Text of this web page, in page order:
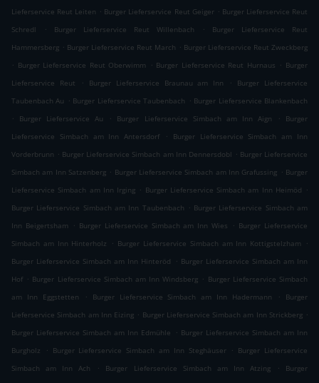
Lieferservice Reut Leiten . Burger Lieferservice Reut Geiger . Burger Lieferservice Reut
Schredl
. Burger Lieferservice Reut Willenbach .
Burger Lieferservice Reut
Hammersberg . Burger Lieferservice Reut March . Burger Lieferservice Reut Zweckberg
. Burger Lieferservice Reut Oberwimm . Burger Lieferservice Reut Hurnaus . Burger
Lieferservice Reut
. Burger Lieferservice Braunau am Inn .
Burger Lieferservice
Taubenbach Au . Burger Lieferservice Taubenbach . Burger Lieferservice Blankenbach
.
Burger Lieferservice Au . Burger Lieferservice Simbach am Inn Aign .
Burger
Lieferservice Simbach am Inn Antersdorf
.
Burger Lieferservice Simbach am Inn
Vorderbrunn . Burger Lieferservice Simbach am Inn Dennersdobl . Burger Lieferservice
Simbach am Inn Satzenberg . Burger Lieferservice Simbach am Inn Grafussing . Burger
Lieferservice Simbach am Inn Irging . Burger Lieferservice Simbach am Inn Heimöd .
Burger Lieferservice Simbach am Inn Taubenbach . Burger Lieferservice Simbach am
Inn Beigertsham
. Burger Lieferservice Simbach am Inn Wies . Burger Lieferservice
Simbach am Inn Hinterholz
. Burger Lieferservice Simbach am Inn Kottigstelzham
.
Burger Lieferservice Simbach am Inn Hinteröd
. Burger Lieferservice Simbach am Inn
Hof . Burger Lieferservice Simbach am Inn Windsberg . Burger Lieferservice Simbach
am Inn Eggstetten
. Burger Lieferservice Simbach am Inn Hadermann .
Burger
Lieferservice Simbach am Inn Eizing . Burger Lieferservice Simbach am Inn Strickberg .
Burger Lieferservice Simbach am Inn Edmühle
. Burger Lieferservice Simbach am Inn
Burgholz
. Burger Lieferservice Simbach am Inn Steghäuser . Burger Lieferservice
Simbach am Inn Ach
. Burger Lieferservice Simbach am Inn Atzing .
Burger